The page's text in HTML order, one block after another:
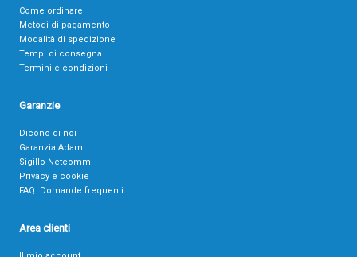
Come ordinare
Metodi di pagamento
Modalità di spedizione
Tempi di consegna
Termini e condizioni
Garanzie
Dicono di noi
Garanzia Adam
Sigillo Netcomm
Privacy e cookie
FAQ: Domande frequenti
Area clienti